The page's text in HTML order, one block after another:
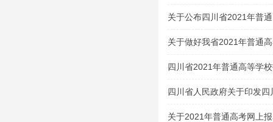
类（2020 年版）
关于公布四川省2021年普
试大纲的通知
关于做好我省2021年普通
四川省2021年普通高等学
生及特殊类型招生考生的申
四川省人民政府关于印发
案的通知
关于2021年普通高考网上